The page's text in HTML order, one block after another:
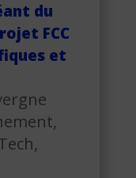
du
FCC
et
,
,